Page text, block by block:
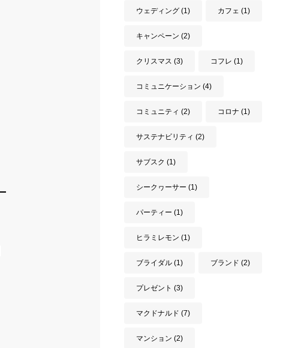
ウェディング (1) カフェ (1)
キャンペーン (2)
クリスマス (3) コフレ (1)
コミュニケーション (4)
コミュニティ (2) コロナ (1)
サステナビリティ (2)
サブスク (1)
シークヮーサー (1)
パーティー (1)
ヒラミレモン (1)
ブライダル (1) ブランド (2)
プレゼント (3)
マクドナルド (7)
マンション (2)